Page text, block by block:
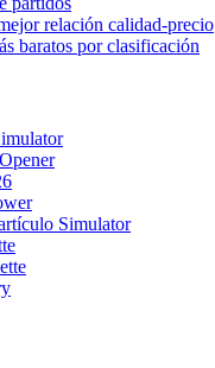
relación calidad-precio
baratos por clasificación
Simulator